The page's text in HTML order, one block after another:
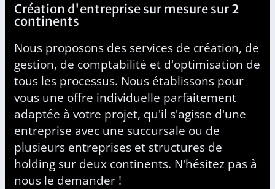
Création d'entreprise sur mesure sur 2
continents
Nous proposons des services de création, de
gestion, de comptabilité et d'optimisation de
tous les processus. Nous établissons pour
vous une offre individuelle parfaitement
adaptée à votre projet, qu'il s'agisse d'une
entreprise avec une succursale ou de
plusieurs entreprises et structures de
holding sur deux continents. N'hésitez pas à
nous le demander !